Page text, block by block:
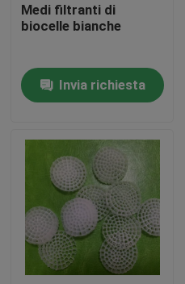
Controllo di qualità
Contattici
Richieda una citazione
Medi filtranti MBBR
Bio- media di MBBR
Medi filtranti di
biocelle bianche
Invia richiesta